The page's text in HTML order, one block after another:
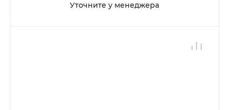
Уточните у менеджера